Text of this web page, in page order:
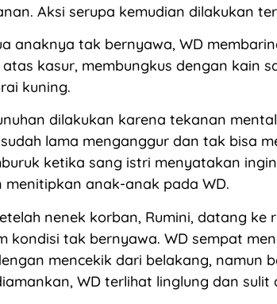
Aksi serupa kemudian dilakukan
anaknya tak bernyawa, WD
kasur, membungkus dengan kain
kuning.
dilakukan karena tekanan
lama menganggur dan tak bisa
ketika sang istri menyatakan ingin
anak-anak pada WD.
nenek korban, Rumini, datang ke
kondisi tak bernyawa. WD sempat
mencekik dari belakang, namun
WD terlihat linglung dan sulit